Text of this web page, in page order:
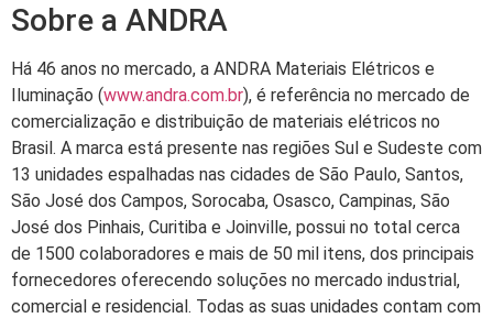
Sobre a ANDRA
Há 46 anos no mercado, a ANDRA Materiais Elétricos e
Iluminação (www.andra.com.br), é referência no mercado de
comercialização e distribuição de materiais elétricos no
Brasil. A marca está presente nas regiões Sul e Sudeste com
13 unidades espalhadas nas cidades de São Paulo, Santos,
São José dos Campos, Sorocaba, Osasco, Campinas, São
José dos Pinhais, Curitiba e Joinville, possui no total cerca
de 1500 colaboradores e mais de 50 mil itens, dos principais
fornecedores oferecendo soluções no mercado industrial,
comercial e residencial. Todas as suas unidades contam com